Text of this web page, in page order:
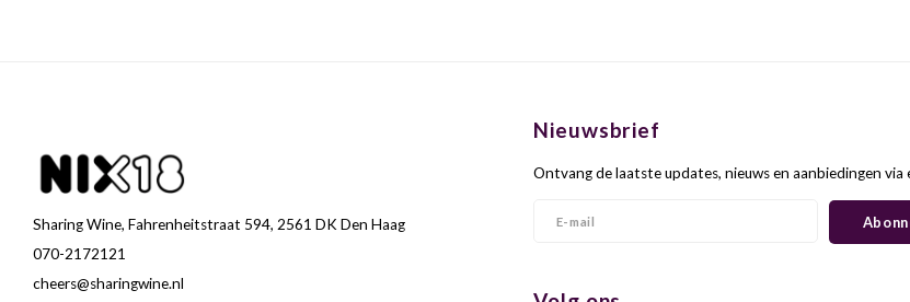
Sharing Wine, Fahrenheitstraat 594, 2561 DK Den Haag
070-2172121
cheers@sharingwine.nl
Nieuwsbrief
Ontvang de laatste updates, nieuws en aanbiedingen via